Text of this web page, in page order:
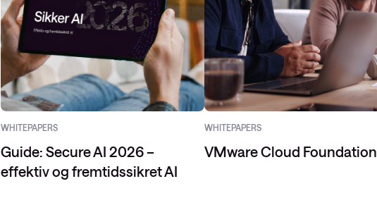
WHITEPAPERS
Guide: Secure AI 2026 –
effektiv og fremtidssikret AI
WHITEPAPERS
VMware Cloud Foundation